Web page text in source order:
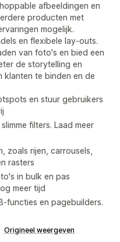
afbeeldingen en
producten met
mogelijk.
en flexibele lay-outs.
van foto's en bied een
de storytelling en
klanten te binden en de
en stuur gebruikers
filters. Laad meer
zoals rijen, carrousels,
rasters
in bulk en pas
meer tijd
functies en pagebuilders.
Origineel weergeven